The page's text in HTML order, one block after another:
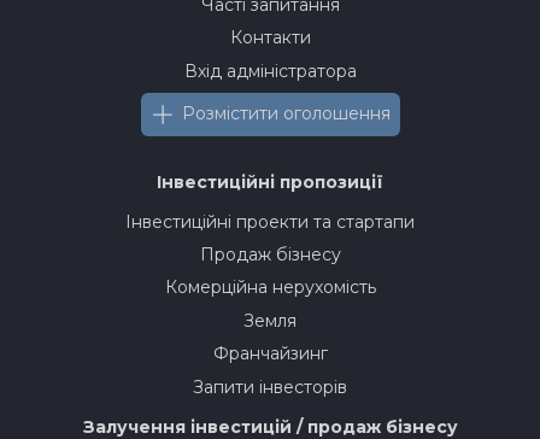
Часті запитання
Контакти
Вхід адміністратора
Розмістити оголошення
Інвестиційні пропозиції
Інвестиційні проекти та стартапи
Продаж бізнесу
Комерційна нерухомість
Земля
Франчайзинг
Запити інвесторів
Залучення інвестицій / продаж бізнесу